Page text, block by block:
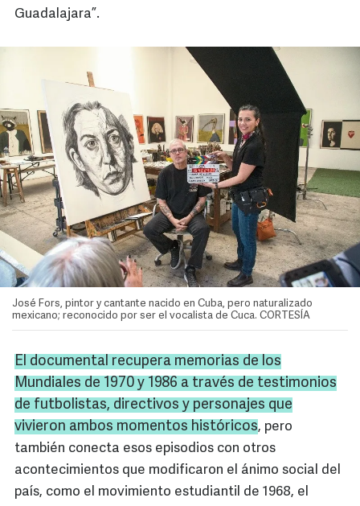
Guadalajara”.
José Fors, pintor y cantante nacido en Cuba, pero naturalizado
mexicano; reconocido por ser el vocalista de Cuca. CORTESÍA
El documental recupera memorias de los
Mundiales de 1970 y 1986 a través de testimonios
de futbolistas, directivos y personajes que
vivieron ambos momentos históricos, pero
también conecta esos episodios con otros
acontecimientos que modificaron el ánimo social del
país, como el movimiento estudiantil de 1968, el